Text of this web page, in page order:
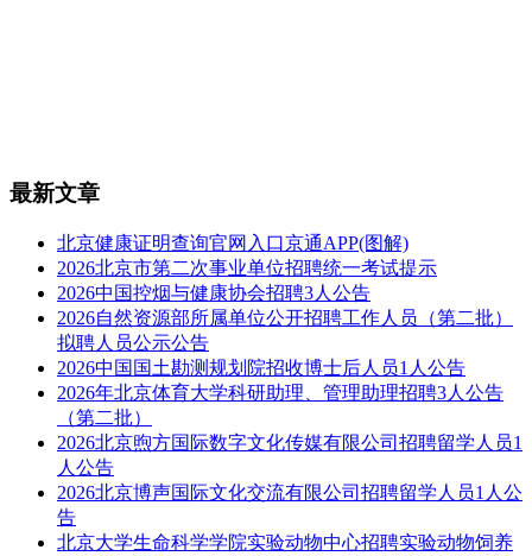
最新文章
北京健康证明查询官网入口京通APP(图解)
2026北京市第二次事业单位招聘统一考试提示
2026中国控烟与健康协会招聘3人公告
2026自然资源部所属单位公开招聘工作人员（第二批）
拟聘人员公示公告
2026中国国土勘测规划院招收博士后人员1人公告
2026年北京体育大学科研助理、管理助理招聘3人公告
（第二批）
2026北京煦方国际数字文化传媒有限公司招聘留学人员1
人公告
2026北京博声国际文化交流有限公司招聘留学人员1人公
告
北京大学生命科学学院实验动物中心招聘实验动物饲养